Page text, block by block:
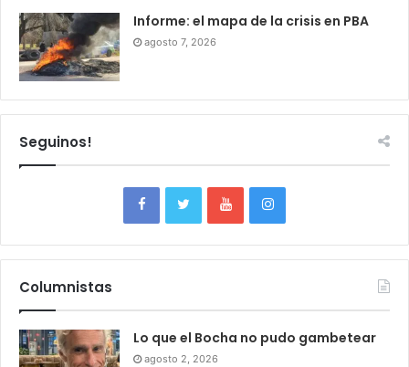
Informe: el mapa de la crisis en PBA
agosto 7, 2026
Seguinos!
Columnistas
Lo que el Bocha no pudo gambetear
agosto 2, 2026